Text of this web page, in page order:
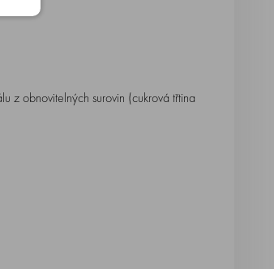
z obnovitelných surovin (cukrová třtina